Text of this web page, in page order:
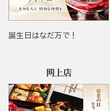
誕生日はなだ万で！
网上店